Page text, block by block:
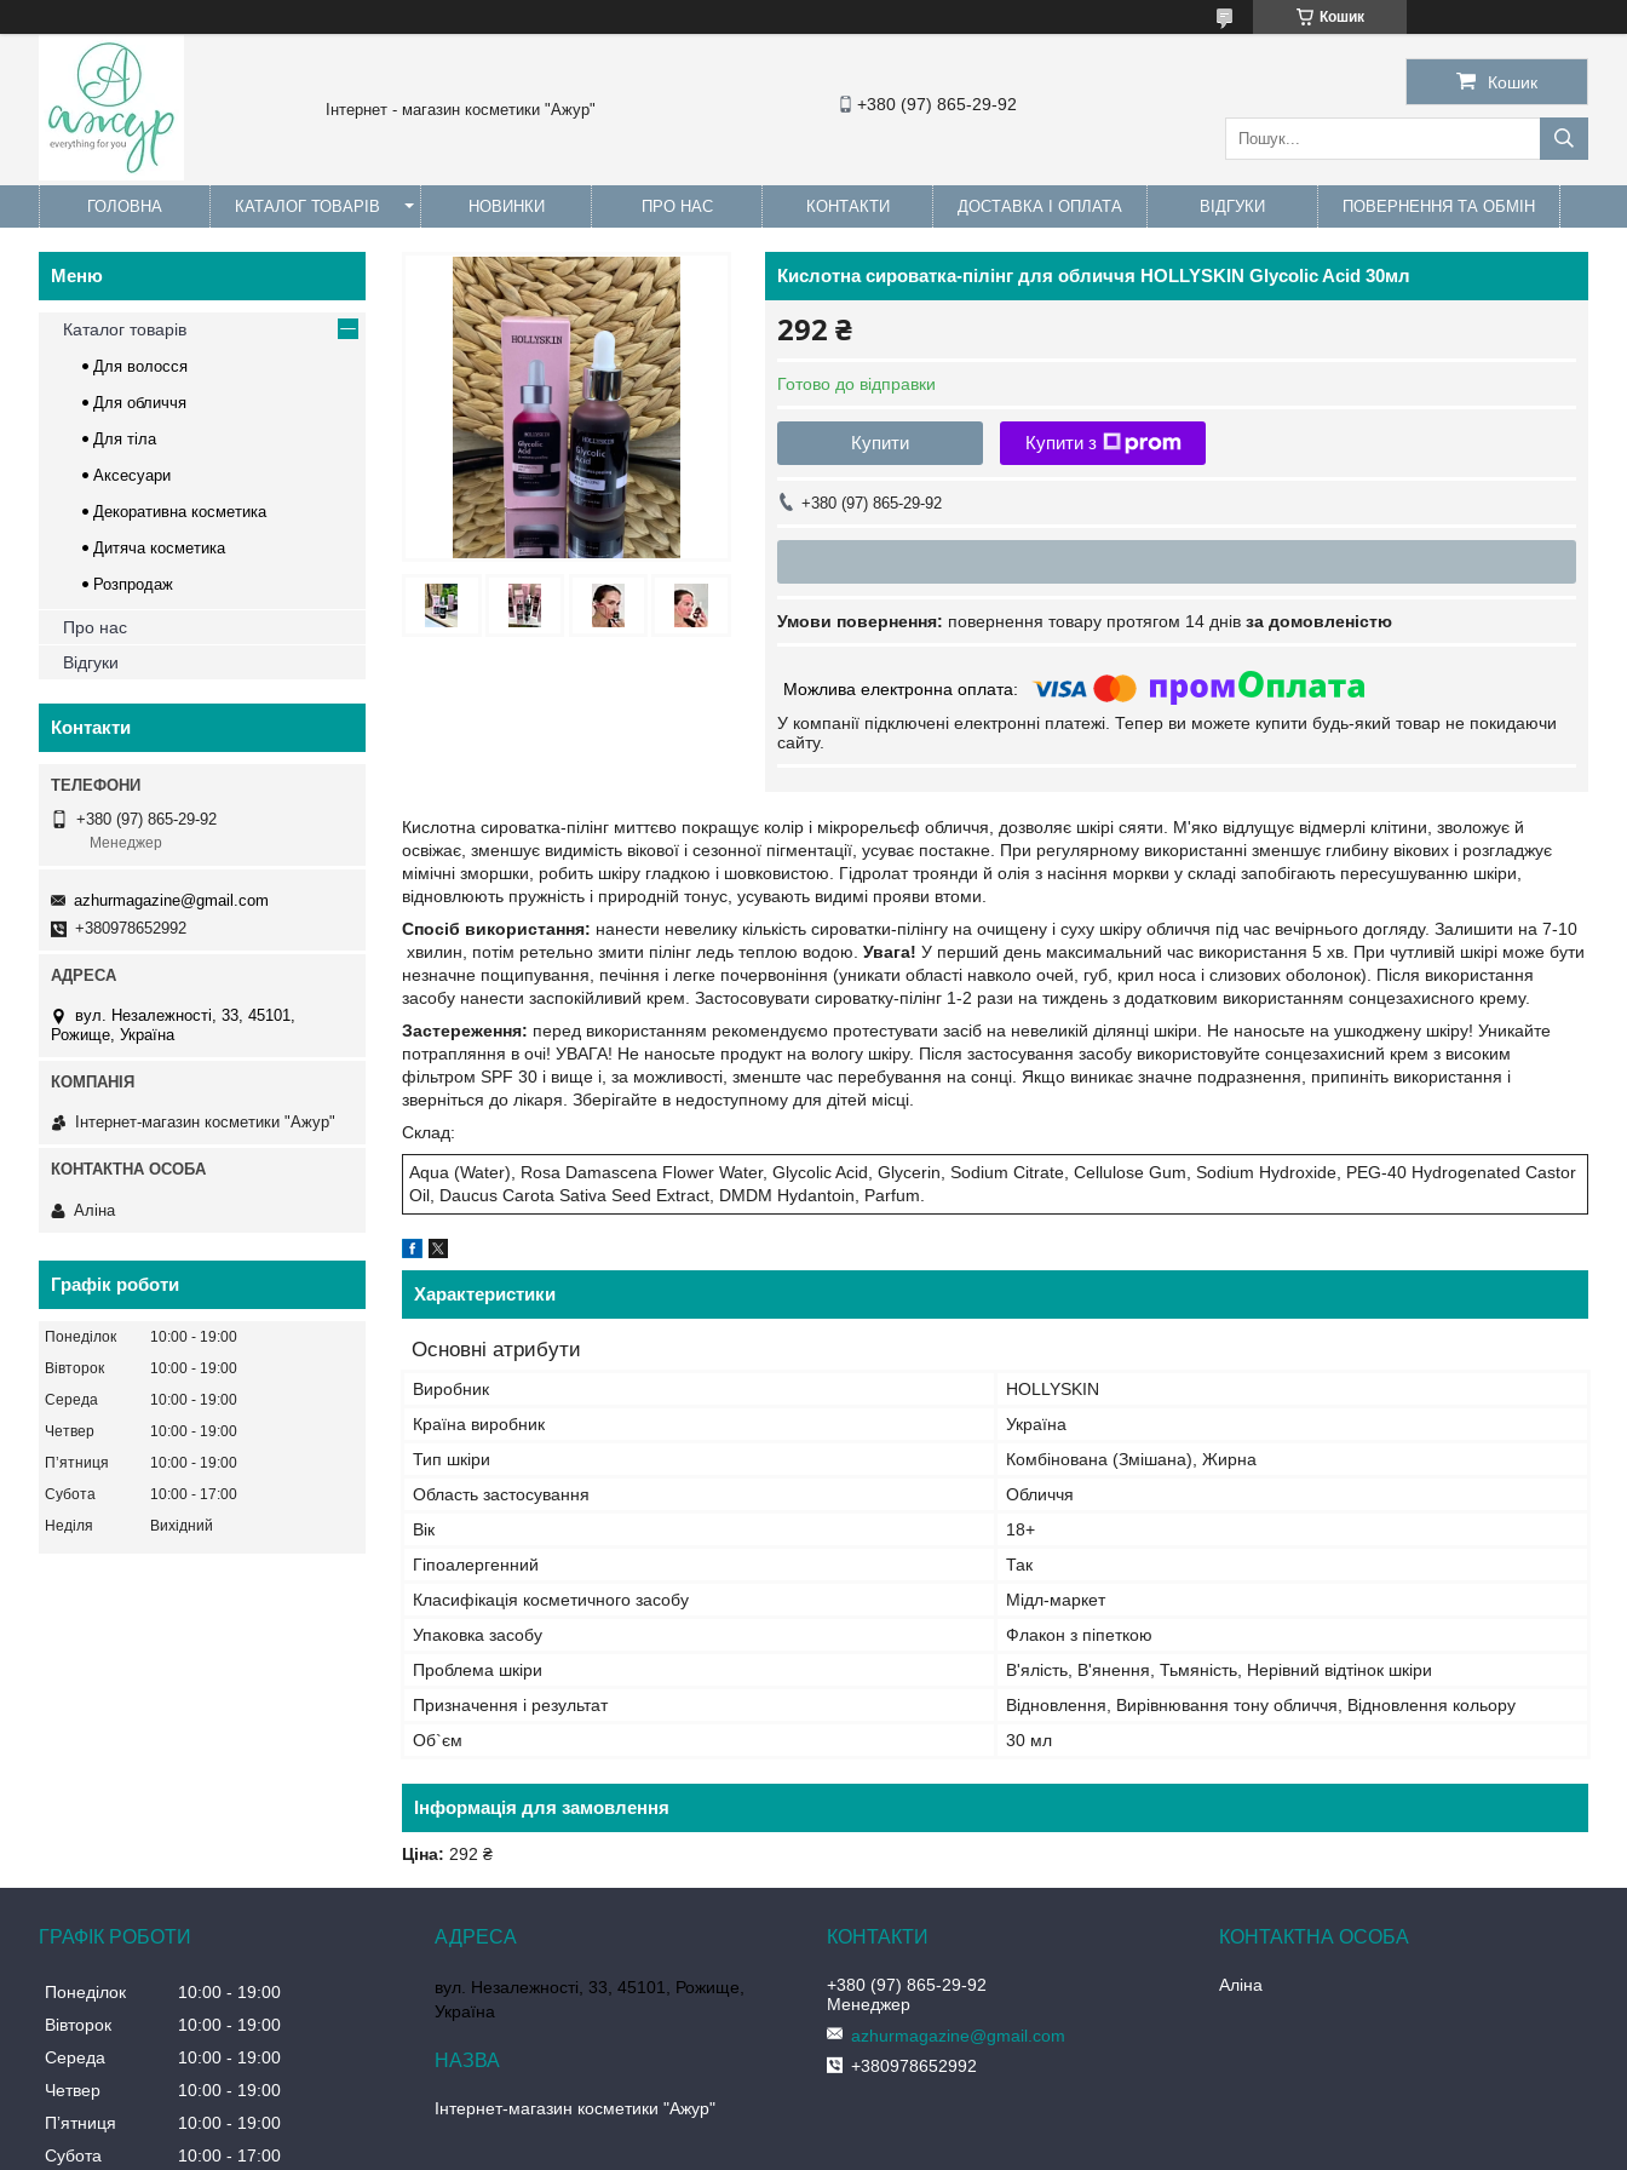
Кошик
Інтернет - магазин косметики "Ажур" +380 (97) 865-29-92
Кошик
ГОЛОВНА КАТАЛОГ ТОВАРІВ НОВИНКИ ПРО НАС КОНТАКТИ ДОСТАВКА І ОПЛАТА ВІДГУКИ ПОВЕРНЕННЯ ТА ОБМІН
Кислотна сироватка-пілінг для обличчя HOLLYSKIN Glycolic Acid 30мл
292 ₴
Готово до відправки
Купити Купити з
+380 (97) 865-29-92
повернення товару протягом 14 днів за домовленістю
У компанії підключені електронні платежі. Тепер ви можете купити будь-який товар не покидаючи
сайту.
Кислотна сироватка-пілінг миттєво покращує колір і мікрорельєф обличчя, дозволяє шкірі сяяти. М'яко відлущує відмерлі клітини, зволожує й
освіжає, зменшує видимість вікової і сезонної пігментації, усуває постакне. При регулярному використанні зменшує глибину вікових і розгладжує
мімічні зморшки, робить шкіру гладкою і шовковистою. Гідролат троянди й олія з насіння моркви у складі запобігають пересушуванню шкіри,
відновлюють пружність і природній тонус, усувають видимі прояви втоми.
Спосіб використання: нанести невелику кількість сироватки-пілінгу на очищену і суху шкіру обличчя під час вечірнього догляду. Залишити на 7-10
хвилин, потім ретельно змити пілінг ледь теплою водою. Увага! У перший день максимальний час використання 5 хв. При чутливій шкірі може бути
незначне пощипування, печіння і легке почервоніння (уникати області навколо очей, губ, крил носа і слизових оболонок). Після використання
засобу нанести заспокійливий крем. Застосовувати сироватку-пілінг 1-2 рази на тиждень з додатковим використанням сонцезахисного крему.
Застереження: перед використанням рекомендуємо протестувати засіб на невеликій ділянці шкіри. Не наносьте на ушкоджену шкіру! Уникайте
потрапляння в очі! УВАГА! Не наносьте продукт на вологу шкіру. Пiсля застосування засобу використовуйте сонцезахисний крем з високим
фільтром SPF 30 і вище і, за можливості, зменште час перебування на сонці. Якщо виникає значне подразнення, припиніть використання і
зверніться до лікаря. Зберігайте в недоступному для дітей місці.
Склад:
Aqua (Water), Rosa Damascena Flower Water, Glycolic Acid, Glycerin, Sodium Citrate, Cellulose Gum, Sodium Hydroxide, PEG-40 Hydrogenated Castor
Oil, Daucus Carota Sativa Seed Extract, DMDM Hydantoin, Parfum.
Характеристики
Основні атрибути
Виробник
HOLLYSKIN
Країна виробник
Україна
Тип шкіри
Комбінована (Змішана), Жирна
Область застосування
Обличчя
Вік
18+
Гіпоалергенний
Так
Класифікація косметичного засобу
Мідл-маркет
Упаковка засобу
Флакон з піпеткою
Проблема шкіри
В'ялість, В'янення, Тьмяність, Нерівний відтінок шкіри
Призначення і результат
Відновлення, Вирівнювання тону обличчя, Відновлення кольору
Об`єм
30 мл
Інформація для замовлення
Ціна: 292 ₴
Каталог товарів
Для волосся
Для обличчя
Для тіла
Аксесуари
Декоративна косметика
Дитяча косметика
Розпродаж
Про нас
Відгуки
Контакти
+380 (97) 865-29-92
Менеджер
azhurmagazine@gmail.com
+380978652992
вул. Незалежності, 33, 45101,
Рожище, Україна
Інтернет-магазин косметики "Ажур"
Аліна
Графік роботи
Понеділок 10:00
19:00
Вівторок
10:00
19:00
Середа
10:00
19:00
Четвер
10:00
19:00
Пʼятниця
10:00
19:00
Субота
10:00
17:00
Неділя
Вихідний
ГРАФІК РОБОТИ
Понеділок 10:00
19:00
Вівторок
10:00
19:00
Середа
10:00
19:00
Четвер
10:00
19:00
Пʼятниця
10:00
19:00
Субота
10:00 17:00
вул. Незалежності, 33, 45101, Рожище,
Україна
Інтернет-магазин косметики "Ажур"
+380 (97) 865-29-92
Менеджер
azhurmagazine@gmail.com
+380978652992
Аліна